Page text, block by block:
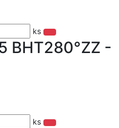
ks
BHT280°ZZ -
ks